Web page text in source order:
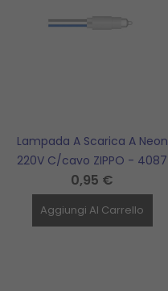
Lampada A Scarica A Neon
220V C/cavo ZIPPO - 4087
0,95 €
Aggiungi Al Carrello